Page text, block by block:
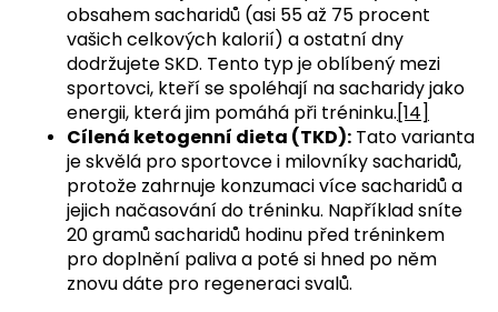
obsahem sacharidů (asi 55 až 75 procent
vašich celkových kalorií) a ostatní dny
dodržujete SKD. Tento typ je oblíbený mezi
sportovci, kteří se spoléhají na sacharidy jako
energii, která jim pomáhá při tréninku.[14]
Cílená ketogenní dieta (TKD): Tato varianta
je skvělá pro sportovce i milovníky sacharidů,
protože zahrnuje konzumaci více sacharidů a
jejich načasování do tréninku. Například sníte
20 gramů sacharidů hodinu před tréninkem
pro doplnění paliva a poté si hned po něm
znovu dáte pro regeneraci svalů.